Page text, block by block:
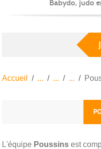
Babydo, judo
Accueil
L'équipe Poussins est